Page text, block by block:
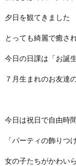
夕日を観てきました
とっても綺麗で癒さ
今日の日課は「お誕
７月生まれのお友達
今日は祝日で自由時
「パーティの飾りつ
女の子たちがかわい